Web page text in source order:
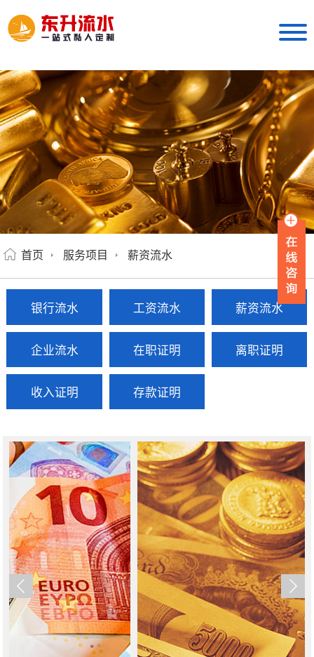
首页 服务项目 薪资流水
银行流水 工资流水 薪资流水
企业流水 在职证明 离职证明
收入证明 存款证明